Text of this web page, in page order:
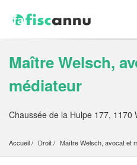
Maître Welsch,
médiateur
Chaussée de la Hulpe 177, 1170
Accueil Droit Maître Welsch, avocat et